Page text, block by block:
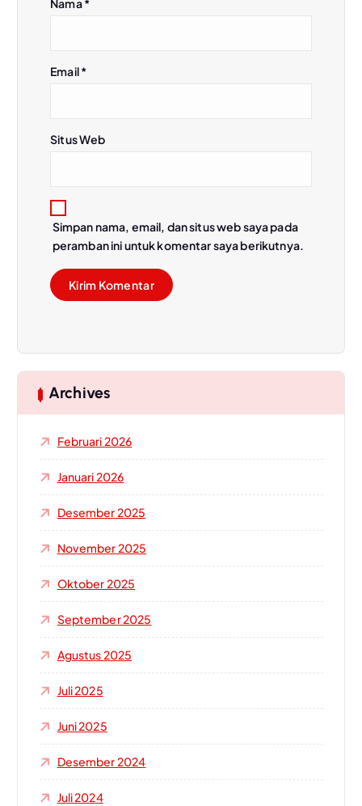
Nama*
Email*
Situs Web
Simpan nama, email, dan situs web saya pada
peramban ini untuk komentar saya berikutnya.
Archives
Februari 2026
Januari 2026
Desember 2025
November 2025
Oktober 2025
September 2025
Agustus 2025
Juli 2025
Juni 2025
Desember 2024
Juli 2024